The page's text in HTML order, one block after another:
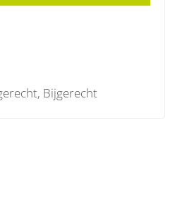
Bijgerecht